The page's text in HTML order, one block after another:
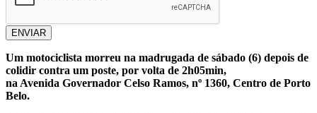
ENVIAR
Um motociclista morreu na madrugada de sábado (6) depois de
colidir contra um poste, por volta de 2h05min,
na Avenida Governador Celso Ramos, nº 1360, Centro de Porto
Belo.